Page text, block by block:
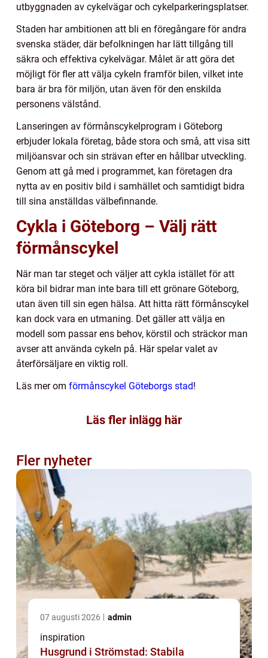
utbyggnaden av cykelvägar och cykelparkeringsplatser.
Staden har ambitionen att bli en föregångare för andra
svenska städer, där befolkningen har lätt tillgång till
säkra och effektiva cykelvägar. Målet är att göra det
möjligt för fler att välja cykeln framför bilen, vilket inte
bara är bra för miljön, utan även för den enskilda
personens välstånd.
Lanseringen av förmånscykelprogram i Göteborg
erbjuder lokala företag, både stora och små, att visa sitt
miljöansvar och sin strävan efter en hållbar utveckling.
Genom att gå med i programmet, kan företagen dra
nytta av en positiv bild i samhället och samtidigt bidra
till sina anställdas välbefinnande.
Cykla i Göteborg – Välj rätt
förmånscykel
När man tar steget och väljer att cykla istället för att
köra bil bidrar man inte bara till ett grönare Göteborg,
utan även till sin egen hälsa. Att hitta rätt förmånscykel
kan dock vara en utmaning. Det gäller att välja en
modell som passar ens behov, körstil och sträckor man
avser att använda cykeln på. Här spelar valet av
återförsäljare en viktig roll.
Läs mer om förmånscykel Göteborgs stad!
Läs fler inlägg här
Fler nyheter
07 augusti 2026 admin
inspiration
Husgrund i Strömstad: Stabila